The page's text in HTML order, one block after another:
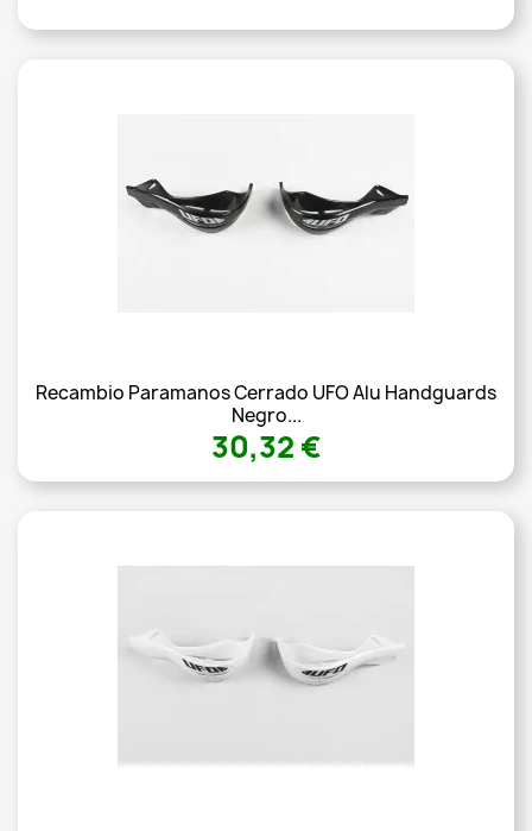
Recambio Paramanos Cerrado UFO Alu Handguards
Negro...
30,32 €